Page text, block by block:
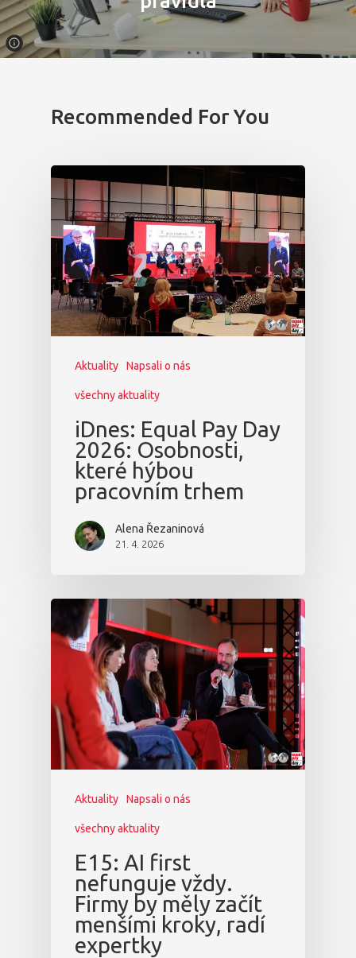
Recommended For You
Aktuality Napsali o nás
všechny aktuality
iDnes: Equal Pay Day
2026: Osobnosti,
které hýbou
pracovním trhem
Alena Řezaninová
21. 4. 2026
Aktuality Napsali o nás
všechny aktuality
E15: AI first
nefunguje vždy.
Firmy by měly začít
menšími kroky, radí
expertky
Program 27.3.
Osobnosti
Partneři
Vstupenky